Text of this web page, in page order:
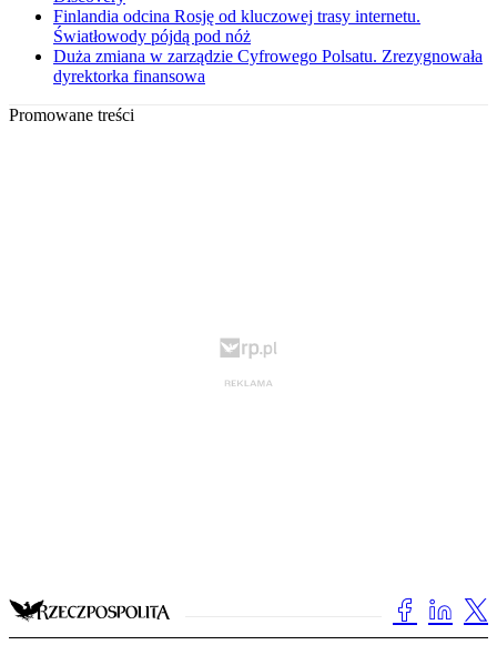
Finlandia odcina Rosję od kluczowej trasy internetu.
Światłowody pójdą pod nóż
Duża zmiana w zarządzie Cyfrowego Polsatu. Zrezygnowała
dyrektorka finansowa
Promowane treści